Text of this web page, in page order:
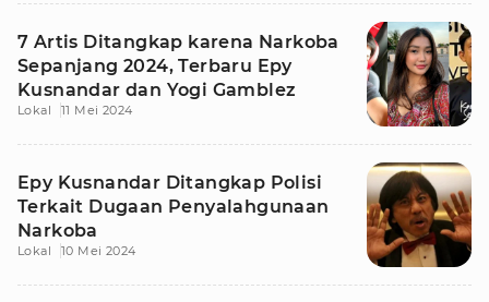
7 Artis Ditangkap karena Narkoba
Sepanjang 2024, Terbaru Epy
Kusnandar dan Yogi Gamblez
Lokal 11 Mei 2024
Epy Kusnandar Ditangkap Polisi
Terkait Dugaan Penyalahgunaan
Narkoba
Lokal 10 Mei 2024